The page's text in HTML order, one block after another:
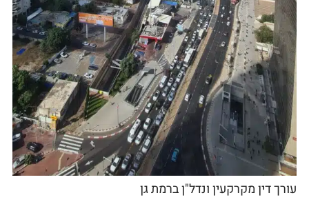
עורך דין מקרקעין ונדל"ן ברמת גן